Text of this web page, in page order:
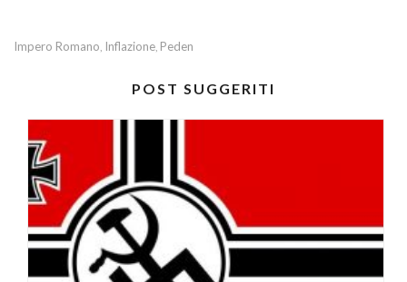
Impero Romano, Inflazione, Peden
POST SUGGERITI